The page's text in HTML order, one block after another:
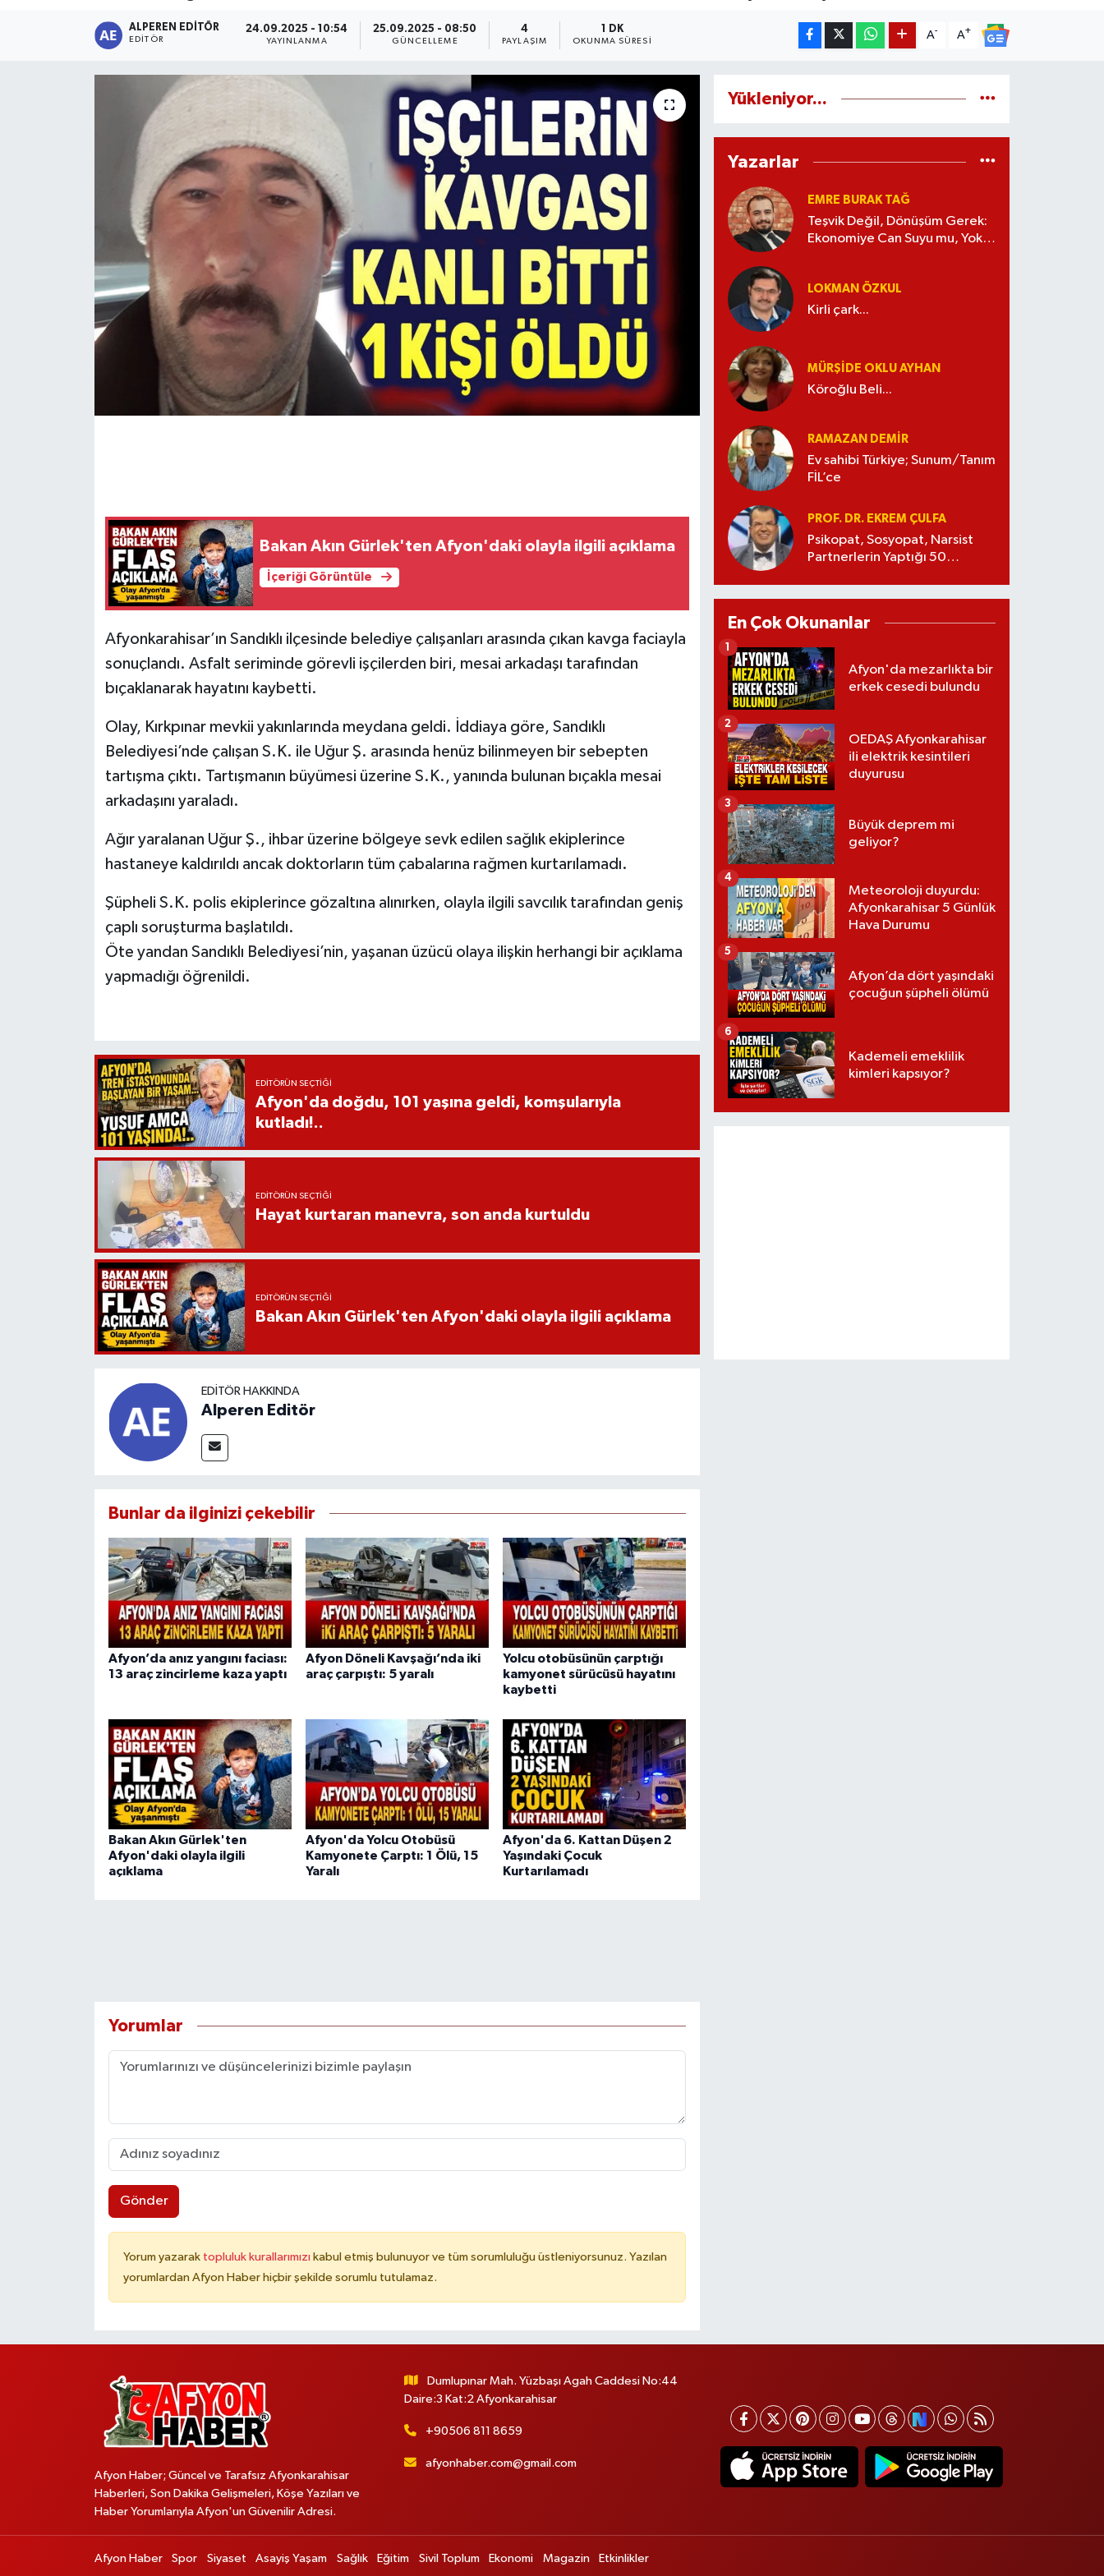
ALPEREN EDITÖR
EDITÖR
24.09.2025 - 10:54
YAYINLANMA
25.09.2025 - 08:50
GÜNCELLEME
4
PAYLAŞIM
1 DK
OKUNMA SÜRESI
A- A+
Bakan Akın Gürlek'ten Afyon'daki olayla ilgili açıklama
İçeriği Görüntüle
Afyonkarahisar’ın Sandıklı ilçesinde belediye çalışanları arasında çıkan kavga faciayla
sonuçlandı. Asfalt seriminde görevli işçilerden biri, mesai arkadaşı tarafından
bıçaklanarak hayatını kaybetti.
Olay, Kırkpınar mevkii yakınlarında meydana geldi. İddiaya göre, Sandıklı
Belediyesi’nde çalışan S.K. ile Uğur Ş. arasında henüz bilinmeyen bir sebepten
tartışma çıktı. Tartışmanın büyümesi üzerine S.K., yanında bulunan bıçakla mesai
arkadaşını yaraladı.
Ağır yaralanan Uğur Ş., ihbar üzerine bölgeye sevk edilen sağlık ekiplerince
hastaneye kaldırıldı ancak doktorların tüm çabalarına rağmen kurtarılamadı.
Şüpheli S.K. polis ekiplerince gözaltına alınırken, olayla ilgili savcılık tarafından geniş
çaplı soruşturma başlatıldı.
Öte yandan Sandıklı Belediyesi’nin, yaşanan üzücü olaya ilişkin herhangi bir açıklama
yapmadığı öğrenildi.
EDITÖRÜN SEÇTIĞI
Afyon'da doğdu, 101 yaşına geldi, komşularıyla
kutladı!..
EDITÖRÜN SEÇTIĞI
Hayat kurtaran manevra, son anda kurtuldu
EDITÖRÜN SEÇTIĞI
Bakan Akın Gürlek'ten Afyon'daki olayla ilgili açıklama
EDITÖR HAKKINDA
Alperen Editör
Bunlar da ilginizi çekebilir
Afyon’da anız yangını faciası:
13 araç zincirleme kaza yaptı
Afyon Döneli Kavşağı’nda iki
araç çarpıştı: 5 yaralı
Yolcu otobüsünün çarptığı
kamyonet sürücüsü hayatını
kaybetti
Bakan Akın Gürlek'ten
Afyon'daki olayla ilgili
açıklama
Afyon'da Yolcu Otobüsü
Kamyonete Çarptı: 1 Ölü, 15
Yaralı
Afyon'da 6. Kattan Düşen 2
Yaşındaki Çocuk
Kurtarılamadı
Yorumlar
Gönder
Yorum yazarak topluluk kurallarımızı kabul etmiş bulunuyor ve tüm sorumluluğu üstleniyorsunuz. Yazılan
yorumlardan Afyon Haber hiçbir şekilde sorumlu tutulamaz.
Yükleniyor...
Yazarlar
EMRE BURAK TAĞ
Teşvik Değil, Dönüşüm Gerek:
Ekonomiye Can Suyu mu, Yoksa
LOKMAN ÖZKUL
Kirli çark...
MÜRŞIDE OKLU AYHAN
Köroğlu Beli...
RAMAZAN DEMİR
Ev sahibi Türkiye; Sunum/Tanım
FİL’ce
PROF. DR. EKREM ÇULFA
Psikopat, Sosyopat, Narsist
Partnerlerin Yaptığı 50
En Çok Okunanlar
Afyon'da mezarlıkta bir
erkek cesedi bulundu
1
OEDAŞ Afyonkarahisar
ili elektrik kesintileri
duyurusu
2
Büyük deprem mi
geliyor?
3
Meteoroloji duyurdu:
Afyonkarahisar 5 Günlük
Hava Durumu
4
Afyon’da dört yaşındaki
çocuğun şüpheli ölümü
5
Kademeli emeklilik
kimleri kapsıyor?
6
Afyon Haber; Güncel ve Tarafsız Afyonkarahisar
Haberleri, Son Dakika Gelişmeleri, Köşe Yazıları ve
Haber Yorumlarıyla Afyon'un Güvenilir Adresi.
Dumlupınar Mah. Yüzbaşı Agah Caddesi No:44
Daire:3 Kat:2 Afyonkarahisar
+90506 811 8659
afyonhaber.com@gmail.com
Afyon Haber Spor Siyaset Asayiş Yaşam Sağlık Eğitim Sivil Toplum Ekonomi Magazin Etkinlikler
Magazin